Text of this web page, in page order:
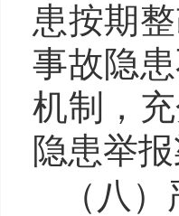
患按期
事故隐
机制，
隐患举
（八）